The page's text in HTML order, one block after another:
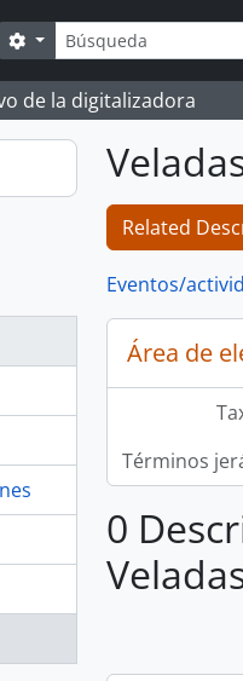
Search options
de la digitalizadora
Related
Eventos/
Área de
Términos
0